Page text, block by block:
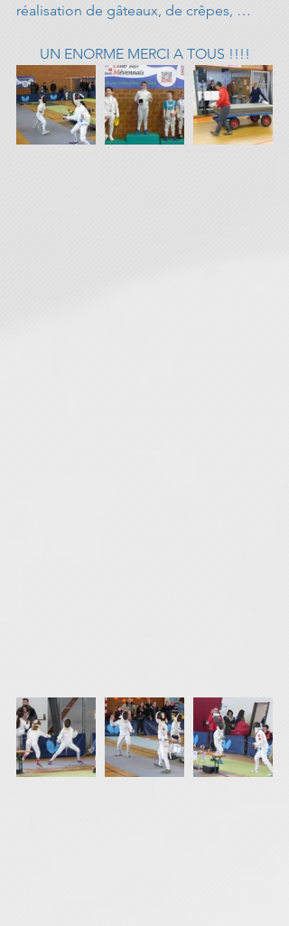
réalisation de gâteaux, de crêpes, …
UN ENORME MERCI A TOUS !!!!